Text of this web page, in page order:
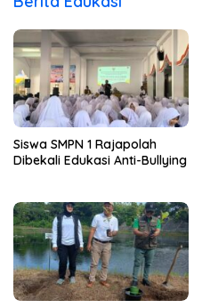
Siswa SMPN 1 Rajapolah
Dibekali Edukasi Anti-Bullying